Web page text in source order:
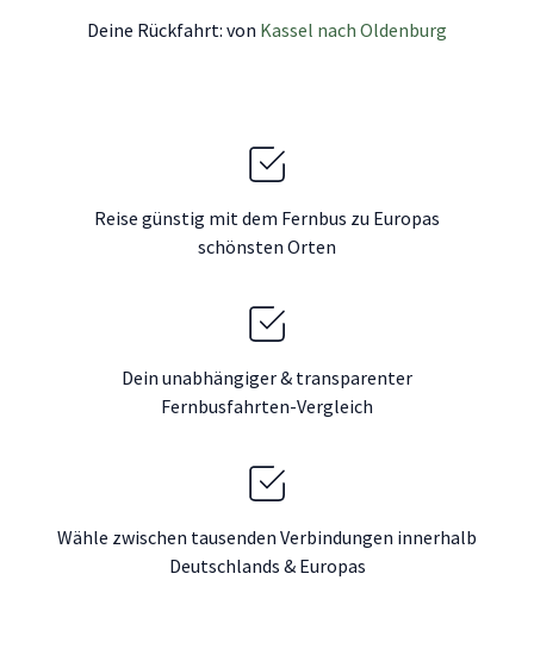
Deine Rückfahrt: von Kassel nach Oldenburg
Reise günstig mit dem Fernbus zu Europas
schönsten Orten
Dein unabhängiger & transparenter
Fernbusfahrten-Vergleich
Wähle zwischen tausenden Verbindungen innerhalb
Deutschlands & Europas